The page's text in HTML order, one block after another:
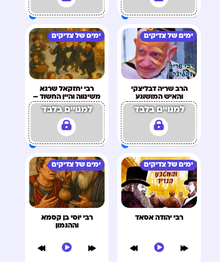
ימים של צדיקים
הרב שריה דבליצקי
והאיש המושוגע
למנויים בלבד
ימים של צדיקים
רבי יחזקאל שרגא
משינווה והיין החשוד –
מתוקן
למנויים בלבד
ימים של צדיקים
רבי יהודה אסאד
ימים של צדיקים
רבי יוסי בן קסמא
וההגמון